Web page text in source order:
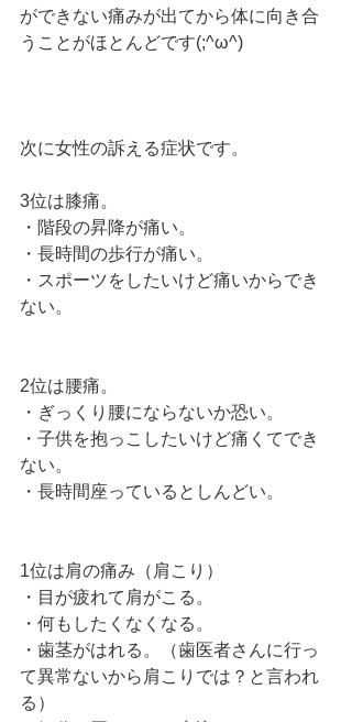
ができない痛みが出てから体に向き合
うことがほとんどです(;^ω^)
次に女性の訴える症状です。
3位は膝痛。
・階段の昇降が痛い。
・長時間の歩行が痛い。
・スポーツをしたいけど痛いからでき
ない。
2位は腰痛。
・ぎっくり腰にならないか恐い。
・子供を抱っこしたいけど痛くてでき
ない。
・長時間座っているとしんどい。
1位は肩の痛み（肩こり）
・目が疲れて肩がこる。
・何もしたくなくなる。
・歯茎がはれる。（歯医者さんに行っ
て異常ないから肩こりでは？と言われ
る）